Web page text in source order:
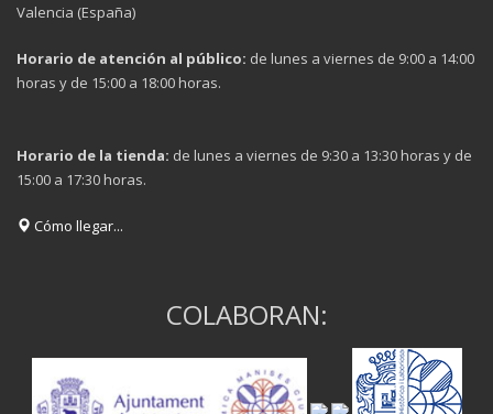
Valencia (España)
Horario de atención al público: de lunes a viernes de 9:00 a 14:00
horas y de 15:00 a 18:00 horas.
Horario de la tienda: de lunes a viernes de 9:30 a 13:30 horas y de
15:00 a 17:30 horas.
Cómo llegar...
COLABORAN: